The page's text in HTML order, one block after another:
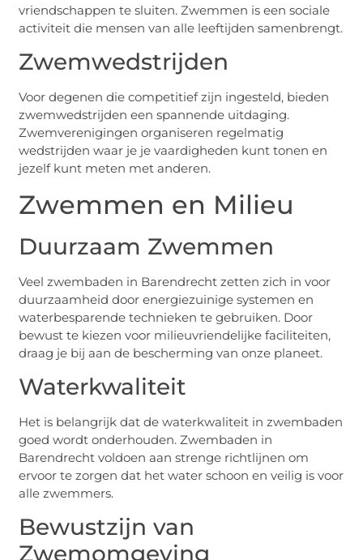
vriendschappen te sluiten. Zwemmen is een sociale
activiteit die mensen van alle leeftijden samenbrengt.
Zwemwedstrijden
Voor degenen die competitief zijn ingesteld, bieden
zwemwedstrijden een spannende uitdaging.
Zwemverenigingen organiseren regelmatig
wedstrijden waar je je vaardigheden kunt tonen en
jezelf kunt meten met anderen.
Zwemmen en Milieu
Duurzaam Zwemmen
Veel zwembaden in Barendrecht zetten zich in voor
duurzaamheid door energiezuinige systemen en
waterbesparende technieken te gebruiken. Door
bewust te kiezen voor milieuvriendelijke faciliteiten,
draag je bij aan de bescherming van onze planeet.
Waterkwaliteit
Het is belangrijk dat de waterkwaliteit in zwembaden
goed wordt onderhouden. Zwembaden in
Barendrecht voldoen aan strenge richtlijnen om
ervoor te zorgen dat het water schoon en veilig is voor
alle zwemmers.
Bewustzijn van
Zwemomgeving